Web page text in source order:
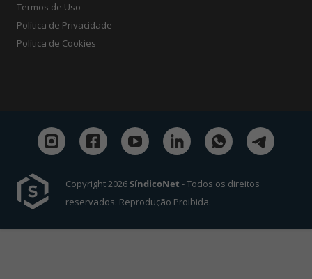
Termos de Uso
Política de Privacidade
Política de Cookies
Copyright 2026SíndicoNet - Todos os direitos
reservados. Reprodução Proibida.